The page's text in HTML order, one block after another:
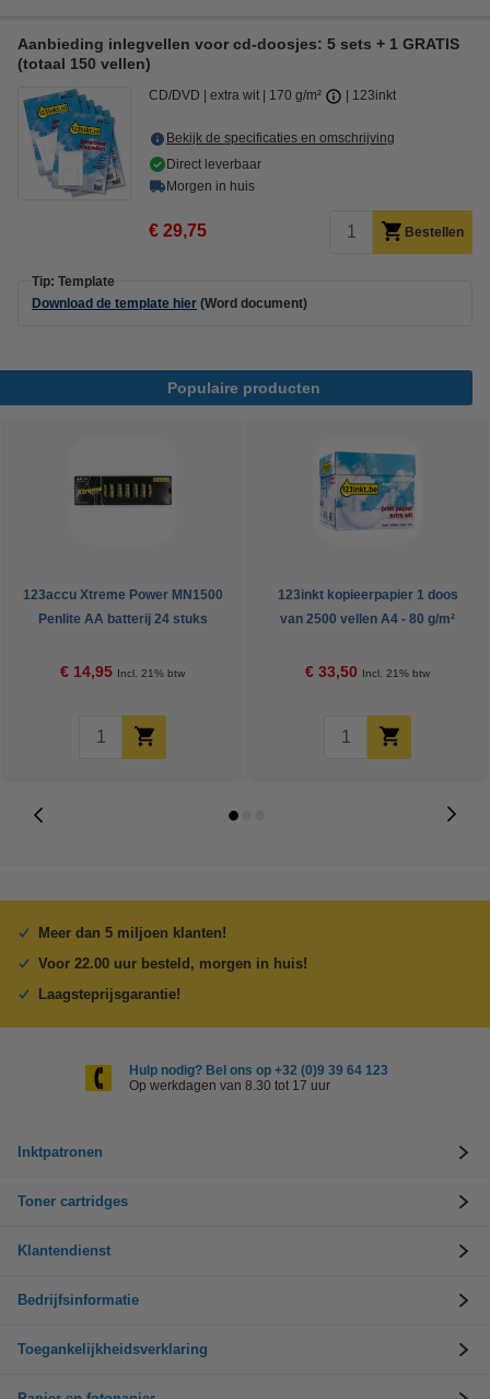
Aanbieding inlegvellen voor cd-doosjes: 5 sets + 1 GRATIS
(totaal 150 vellen)
CD/DVD extra wit 170 g/m² 123inkt
Bekijk de specificaties en omschrijving
Direct leverbaar
Morgen in huis
€ 29,75 Bestellen
Tip: Template
Download de template hier (Word document)
Populaire producten
123accu Xtreme Power MN1500
Penlite AA batterij 24 stuks
€ 14,95 Incl. 21% btw
123inkt kopieerpapier 1 doos
van 2500 vellen A4 - 80 g/m²
€ 33,50 Incl. 21% btw
Meer dan 5 miljoen klanten!
Voor 22.00 uur besteld, morgen in huis!
Laagsteprijsgarantie!
Hulp nodig? Bel ons op +32 (0)9 39 64 123
Op werkdagen van 8.30 tot 17 uur
Inktpatronen
Toner cartridges
Klantendienst
Bedrijfsinformatie
Toegankelijkheidsverklaring